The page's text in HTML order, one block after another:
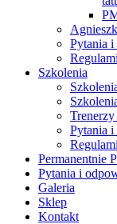
Pytania
Szkolenia
Pytania
Permanentnie
Pytania i
Galeria
Sklep
Kontakt